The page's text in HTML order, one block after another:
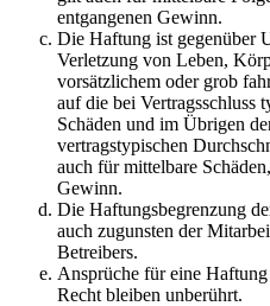
entgangenen Gewinn.
Die Haftung ist gegenüber
Verletzung von Leben,
vorsätzlichem oder grob
auf die bei Vertragsschluss
Schäden und im Übrigen
vertragstypischen
auch für mittelbare
Gewinn.
Die Haftungsbegrenzung
auch zugunsten der
Betreibers.
Ansprüche für eine
Recht bleiben unberührt.